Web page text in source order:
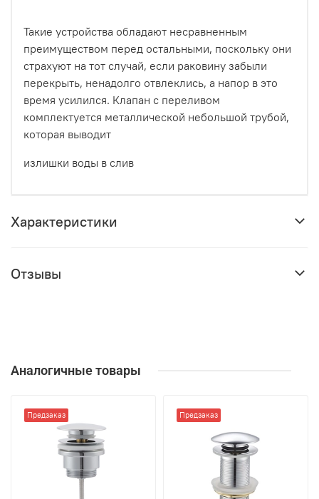
Такие устройства обладают несравненным
преимуществом перед остальными, поскольку они
страхуют на тот случай, если раковину забыли
перекрыть, ненадолго отвлеклись, а напор в это
время усилился. Клапан с переливом
комплектуется металлической небольшой трубой,
которая выводит
излишки воды в слив
Характеристики
Отзывы
Аналогичные товары
Предзаказ Предзаказ